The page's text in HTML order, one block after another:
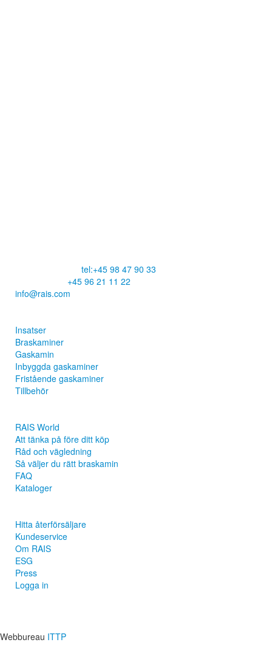
tel:+45 98 47 90 33
+45 96 21 11 22
info@rais.com
Insatser
Braskaminer
Gaskamin
Inbyggda gaskaminer
Fristående gaskaminer
Tillbehör
RAIS World
Att tänka på före ditt köp
Råd och vägledning
Så väljer du rätt braskamin
FAQ
Kataloger
Hitta återförsäljare
Kundeservice
Om RAIS
ESG
Press
Logga in
Webbureau ITTP